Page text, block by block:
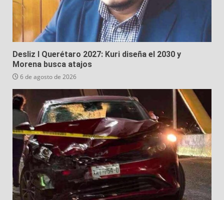
Desliz I Querétaro 2027: Kuri diseña el 2030 y
Morena busca atajos
6 de agosto de 2026